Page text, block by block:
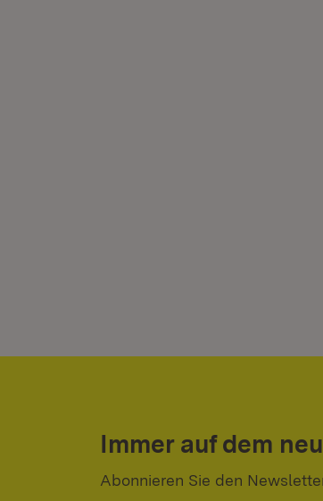
Immer auf dem
Abonnieren Sie den